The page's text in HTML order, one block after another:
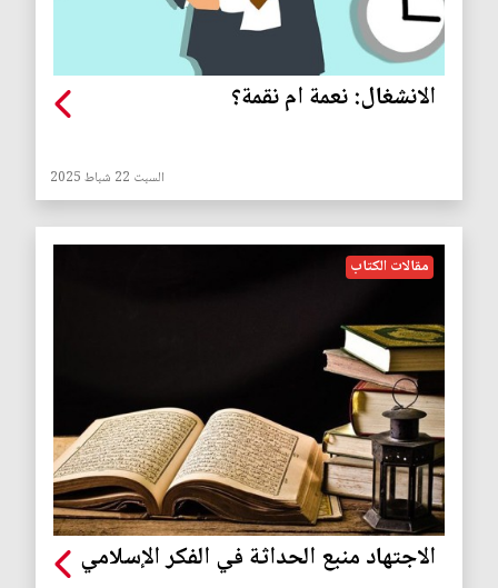
الانشغال: نعمة ام نقمة؟
السبت 22 شباط 2025
مقالات الكتاب
الاجتهاد منبع الحداثة في الفكر الإسلامي